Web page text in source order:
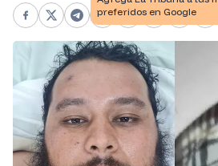
Facebook
X Telegram
WhatsApp
Pinterest
LinkedIn
Print